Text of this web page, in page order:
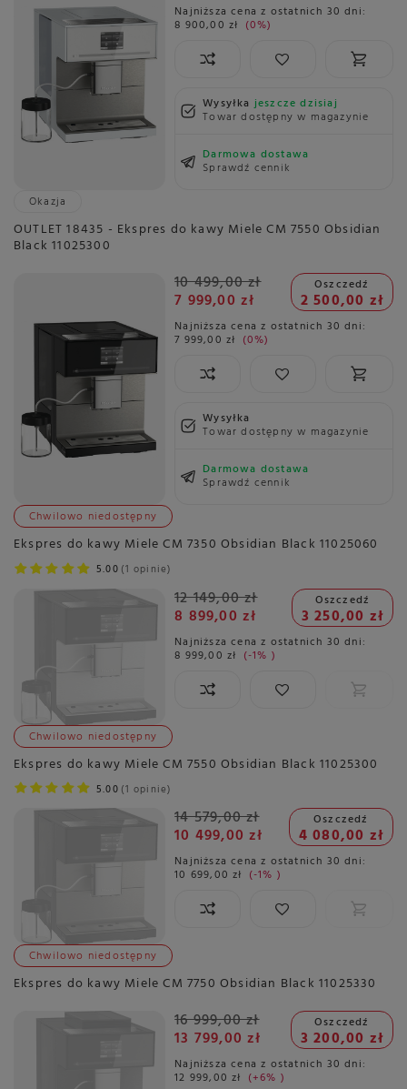
Najniższa cena z ostatnich 30 dni:
8 900,00 zł 0%
Wysyłkajeszcze dzisiaj
Towar dostępny w magazynie
Darmowa dostawa
Sprawdź cennik
Okazja
OUTLET 18435 - Ekspres do kawy Miele CM 7550 Obsidian
Black 11025300
10 499,00 zł
7 999,00 zł
Oszczedź
2 500,00 zł
Najniższa cena z ostatnich 30 dni:
7 999,00 zł 0%
Wysyłka
Towar dostępny w magazynie
Darmowa dostawa
Sprawdź cennik
Chwilowo niedostępny
Ekspres do kawy Miele CM 7350 Obsidian Black 11025060
5.00 1 opinie
12 149,00 zł
8 899,00 zł
Oszczedź
3 250,00 zł
Najniższa cena z ostatnich 30 dni:
8 999,00 zł -1%
Chwilowo niedostępny
Ekspres do kawy Miele CM 7550 Obsidian Black 11025300
5.00 1 opinie
14 579,00 zł
10 499,00 zł
Oszczedź
4 080,00 zł
Najniższa cena z ostatnich 30 dni:
10 699,00 zł -1%
Chwilowo niedostępny
Ekspres do kawy Miele CM 7750 Obsidian Black 11025330
16 999,00 zł
13 799,00 zł
Oszczedź
3 200,00 zł
Najniższa cena z ostatnich 30 dni:
12 999,00 zł +6%